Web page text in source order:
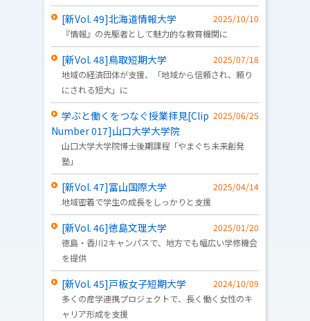
2025/10/10
[新Vol. 49]北海道情報大学
『情報』の先駆者として魅力的な教育機関に
2025/07/18
[新Vol. 48]鳥取短期大学
地域の経済団体が支援、「地域から信頼され、頼り
にされる短大」に
2025/06/25
学ぶと働くをつなぐ授業拝見[Clip
Number 017]山口大学大学院
山口大学大学院博士後期課程「やまぐち未来創発
塾」
2025/04/14
[新Vol. 47]富山国際大学
地域密着で学生の成長をしっかりと支援
2025/01/20
[新Vol. 46]徳島文理大学
徳島・香川2キャンパスで、地方でも幅広い学修機会
を提供
2024/10/09
[新Vol. 45]戸板女子短期大学
多くの産学連携プロジェクトで、長く働く女性のキ
ャリア形成を支援